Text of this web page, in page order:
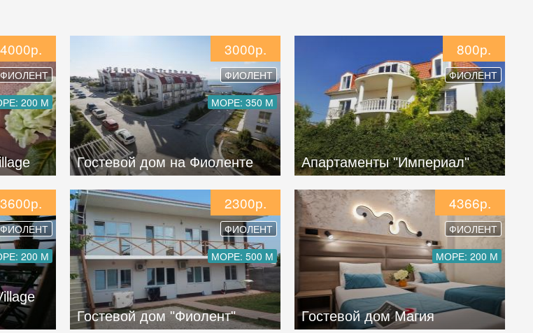
4000р.
ФИОЛЕНТ
200 М
3000р.
ФИОЛЕНТ
МОРЕ: 350 М
Гостевой дом на Фиоленте
800р.
ФИОЛЕНТ
Апартаменты "Империал"
3600р.
ФИОЛЕНТ
200 М
2300р.
ФИОЛЕНТ
МОРЕ: 500 М
Гостевой дом "Фиолент"
4366р.
ФИОЛЕНТ
МОРЕ: 200 М
Гостевой дом Магия